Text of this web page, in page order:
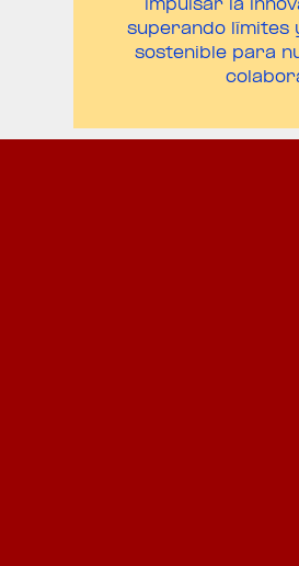
impulsar la
superando límites
sostenible para